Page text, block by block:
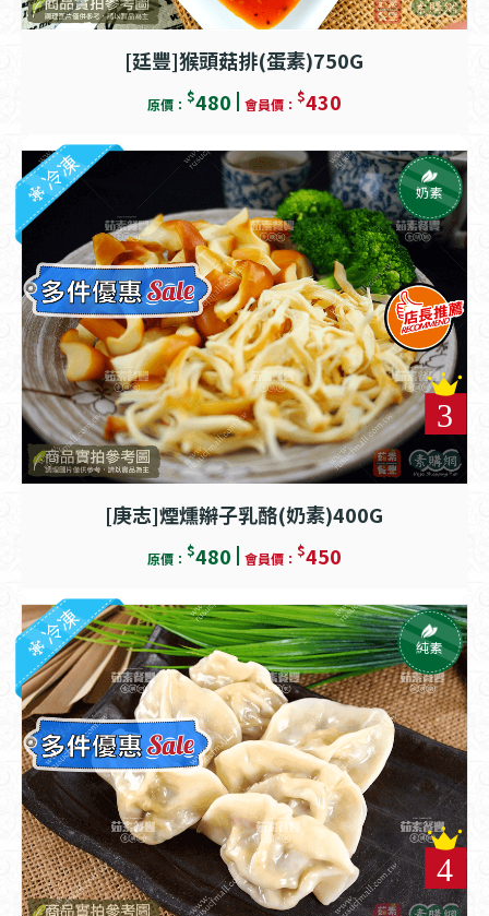
[廷豐]猴頭菇排(蛋素)750G
原價： $480 會員價： $430
[庚志]煙燻辮子乳酪(奶素)400G
原價： $480 會員價： $450
冷凍 奶素
冷凍 純素